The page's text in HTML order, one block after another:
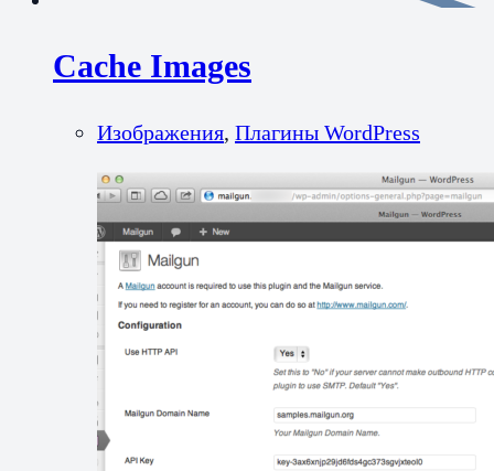
Cache Images
Изображения, Плагины WordPress